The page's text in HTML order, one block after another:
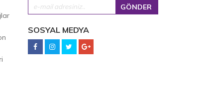
SOSYAL MEDYA